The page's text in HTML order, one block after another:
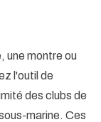
une montre ou
l'outil de
des clubs de
marine. Ces